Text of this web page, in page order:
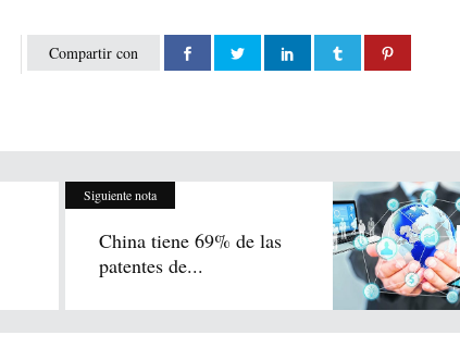
Compartir con
Siguiente nota
China tiene 69% de las
patentes de...